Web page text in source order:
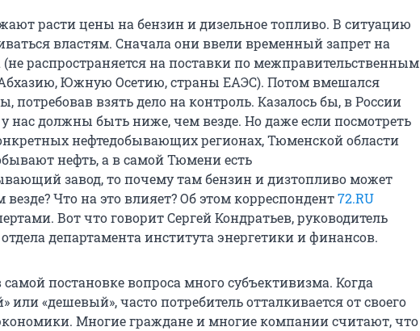
расти цены на бензин и дизельное топливо. В ситуацию
властям. Сначала они ввели временный запрет на
(не распространяется на поставки по межправительственным
Южную Осетию, страны ЕАЭС). Потом вмешался
потребовав взять дело на контроль. Казалось бы, в России
нас должны быть ниже, чем везде. Но даже если посмотреть
нефтедобывающих регионах, Тюменской области
нефть, а в самой Тюмени есть
завод, то почему там бензин и дизтопливо может
Что на это влияет? Об этом корреспондент72.RU
Вот что говорит Сергей Кондратьев, руководитель
департамента института энергетики и финансов.
постановке вопроса много субъективизма. Когда
или «дешевый», часто потребитель отталкивается от своего
Многие граждане и многие компании считают, что